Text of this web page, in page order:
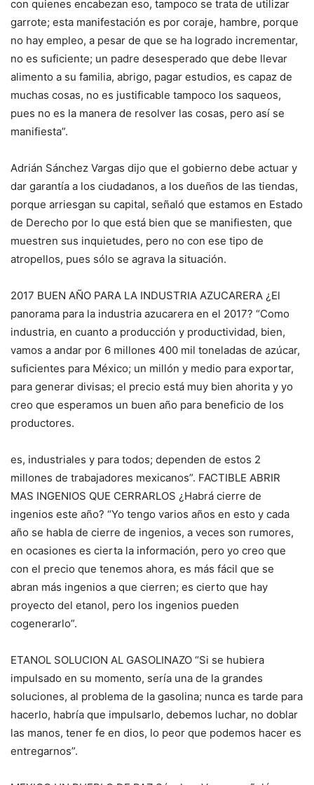
con quienes encabezan eso, tampoco se trata de utilizar
garrote; esta manifestación es por coraje, hambre, porque
no hay empleo, a pesar de que se ha logrado incrementar,
no es suficiente; un padre desesperado que debe llevar
alimento a su familia, abrigo, pagar estudios, es capaz de
muchas cosas, no es justificable tampoco los saqueos,
pues no es la manera de resolver las cosas, pero así se
manifiesta”.
Adrián Sánchez Vargas dijo que el gobierno debe actuar y
dar garantía a los ciudadanos, a los dueños de las tiendas,
porque arriesgan su capital, señaló que estamos en Estado
de Derecho por lo que está bien que se manifiesten, que
muestren sus inquietudes, pero no con ese tipo de
atropellos, pues sólo se agrava la situación.
2017 BUEN AÑO PARA LA INDUSTRIA AZUCARERA ¿El
panorama para la industria azucarera en el 2017? “Como
industria, en cuanto a producción y productividad, bien,
vamos a andar por 6 millones 400 mil toneladas de azúcar,
suficientes para México; un millón y medio para exportar,
para generar divisas; el precio está muy bien ahorita y yo
creo que esperamos un buen año para beneficio de los
productores.
es, industriales y para todos; dependen de estos 2
millones de trabajadores mexicanos”. FACTIBLE ABRIR
MAS INGENIOS QUE CERRARLOS ¿Habrá cierre de
ingenios este año? “Yo tengo varios años en esto y cada
año se habla de cierre de ingenios, a veces son rumores,
en ocasiones es cierta la información, pero yo creo que
con el precio que tenemos ahora, es más fácil que se
abran más ingenios a que cierren; es cierto que hay
proyecto del etanol, pero los ingenios pueden
cogenerarlo”.
ETANOL SOLUCION AL GASOLINAZO “Si se hubiera
impulsado en su momento, sería una de la grandes
soluciones, al problema de la gasolina; nunca es tarde para
hacerlo, habría que impulsarlo, debemos luchar, no doblar
las manos, tener fe en dios, lo peor que podemos hacer es
entregarnos”.